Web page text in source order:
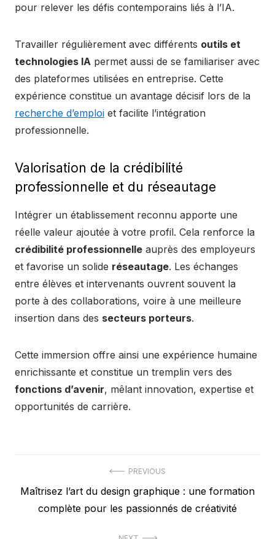
pour relever les défis contemporains liés à l’IA.
Travailler régulièrement avec différents outils et
technologies IA permet aussi de se familiariser avec
des plateformes utilisées en entreprise. Cette
expérience constitue un avantage décisif lors de la
recherche d’emploi et facilite l’intégration
professionnelle.
Valorisation de la crédibilité
professionnelle et du réseautage
Intégrer un établissement reconnu apporte une
réelle valeur ajoutée à votre profil. Cela renforce la
crédibilité professionnelle auprès des employeurs
et favorise un solide réseautage. Les échanges
entre élèves et intervenants ouvrent souvent la
porte à des collaborations, voire à une meilleure
insertion dans des secteurs porteurs.
Cette immersion offre ainsi une expérience humaine
enrichissante et constitue un tremplin vers des
fonctions d’avenir, mêlant innovation, expertise et
opportunités de carrière.
navigation
PREVIOUS
Previous
post:
Maîtrisez l’art du design graphique : une formation
complète pour les passionnés de créativité